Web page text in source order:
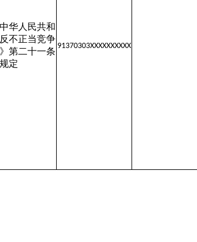
中华人民共和
不正当竞争
第二十一条
定
91370303XXXXXXXXXX